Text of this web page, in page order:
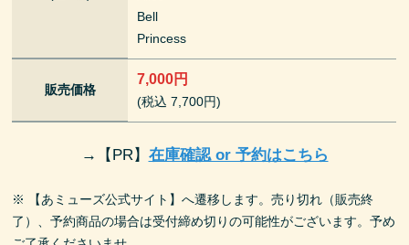
Bell
Princess
販売価格
7,000円
(税込 7,700円)
→ 【PR】 在庫確認 or 予約はこちら
※ 【あミューズ公式サイト】へ遷移します。売り切れ（販売終
了）、予約商品の場合は受付締め切りの可能性がございます。予め